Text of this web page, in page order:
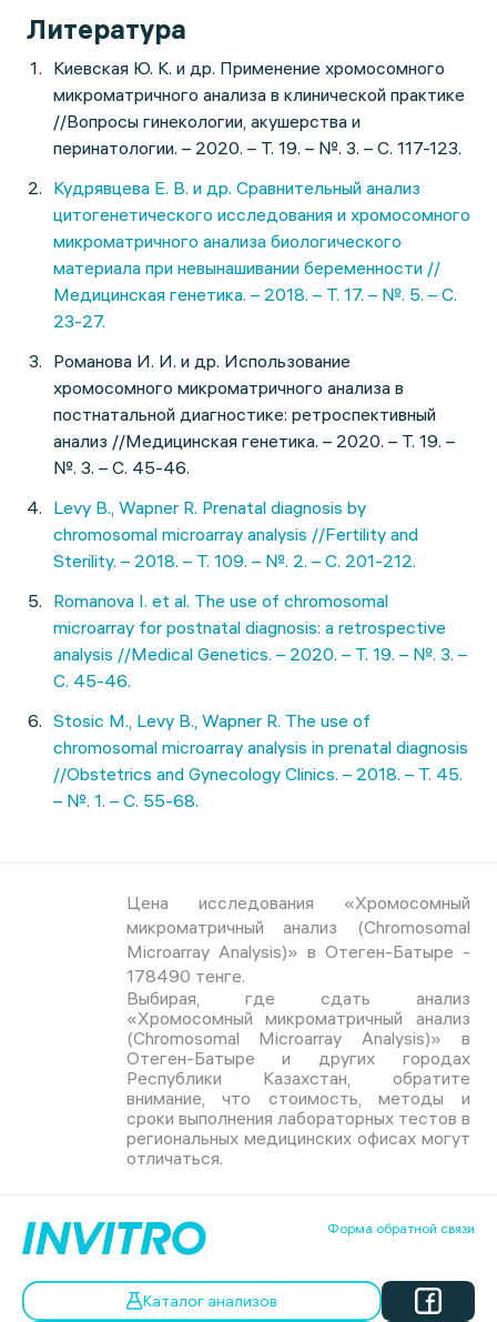
Литература
Киевская Ю. К. и др. Применение хромосомного
микроматричного анализа в клинической практике
//Вопросы гинекологии, акушерства и
перинатологии. – 2020. – Т. 19. – №. 3. – С. 117-123.
Кудрявцева Е. В. и др. Сравнительный анализ
цитогенетического исследования и хромосомного
микроматричного анализа биологического
материала при невынашивании беременности //
Медицинская генетика. – 2018. – Т. 17. – №. 5. – С.
23-27.
Романова И. И. и др. Использование
хромосомного микроматричного анализа в
постнатальной диагностике: ретроспективный
анализ //Медицинская генетика. – 2020. – Т. 19. –
№. 3. – С. 45-46.
Levy B., Wapner R. Prenatal diagnosis by
chromosomal microarray analysis //Fertility and
Sterility. – 2018. – Т. 109. – №. 2. – С. 201-212.
Romanova I. et al. The use of chromosomal
microarray for postnatal diagnosis: a retrospective
analysis //Medical Genetics. – 2020. – Т. 19. – №. 3. –
С. 45-46.
Stosic M., Levy B., Wapner R. The use of
chromosomal microarray analysis in prenatal diagnosis
//Obstetrics and Gynecology Clinics. – 2018. – Т. 45.
– №. 1. – С. 55-68.
Цена исследования «Хромосомный
микроматричный анализ (Chromosomal
Microarray Analysis)» в Отеген-Батыре -
178490 тенге.
Выбирая, где сдать анализ
«Хромосомный микроматричный анализ
(Chromosomal Microarray Analysis)» в
Отеген-Батыре и других городах
Республики Казахстан, обратите
внимание, что стоимость, методы и
сроки выполнения лабораторных тестов в
региональных медицинских офисах могут
отличаться.
Форма обратной связи
Каталог анализов